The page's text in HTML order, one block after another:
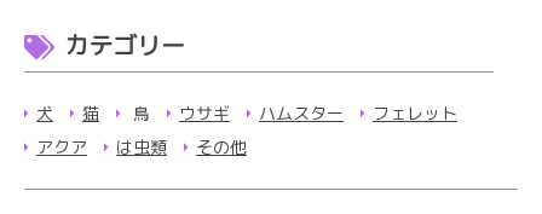
カテゴリー
犬 猫 鳥 ウサギ ハムスター
フェレット
アクア
は虫類 その他